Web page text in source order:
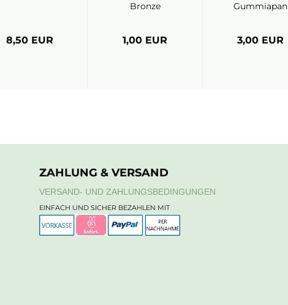
8,50 EUR
Bronze
1,00 EUR
Gummiapan
3,00 EUR
ZAHLUNG & VERSAND
VERSAND- UND ZAHLUNGSBEDINGUNGEN
EINFACH UND SICHER BEZAHLEN MIT